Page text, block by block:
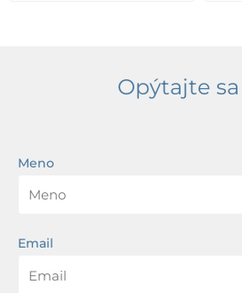
Opýtajte
Meno
Email